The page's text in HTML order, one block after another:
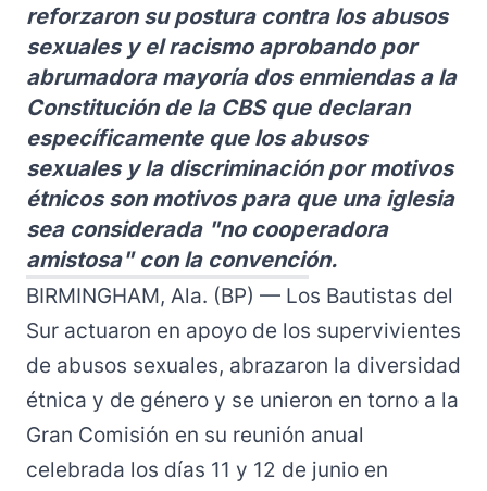
reforzaron su postura contra los abusos
sexuales y el racismo aprobando por
abrumadora mayoría dos enmiendas a la
Constitución de la CBS que declaran
específicamente que los abusos
sexuales y la discriminación por motivos
étnicos son motivos para que una iglesia
sea considerada "no cooperadora
amistosa" con la convención.
BIRMINGHAM, Ala. (BP) — Los Bautistas del
Sur actuaron en apoyo de los supervivientes
de abusos sexuales, abrazaron la diversidad
étnica y de género y se unieron en torno a la
Gran Comisión en su reunión anual
celebrada los días 11 y 12 de junio en